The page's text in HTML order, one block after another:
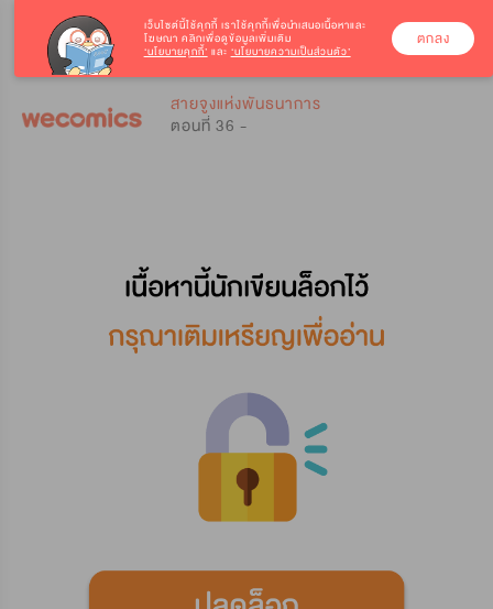
สายจูงแห่งพันธนาการ
ตอนที่ 36 -
เว็บไซต์นี้ใช้คุกกี้ เราใช้คุกกี้เพื่อนำเสนอเนื้อหาและ
โฆษณา คลิกเพื่อดูข้อมูลเพิ่มเติม
‘นโยบายคุกกี้’ และ ‘นโยบายความเป็นส่วนตัว’
ตกลง